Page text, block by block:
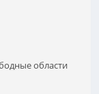
области